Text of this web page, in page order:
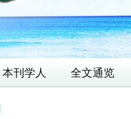
本刊学人 全文通览